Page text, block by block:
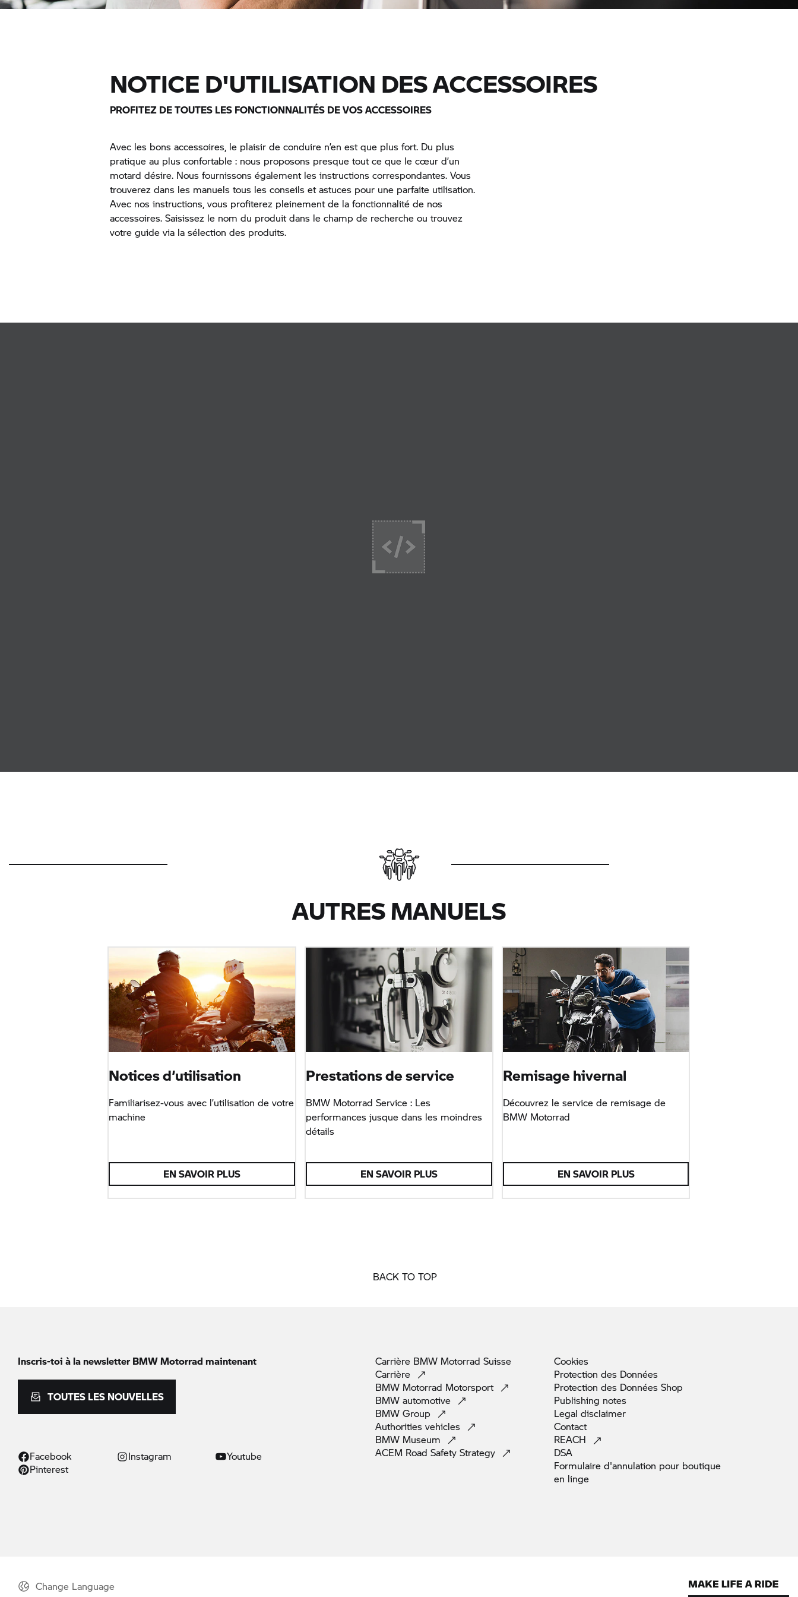
NOTICE D'UTILISATION DES ACCESSOIRES
PROFITEZ DE TOUTES LES FONCTIONNALITÉS DE VOS ACCESSOIRES
Avec les bons accessoires, le plaisir de conduire n’en est que plus fort. Du plus
pratique au plus confortable : nous proposons presque tout ce que le cœur d’un
motard désire. Nous fournissons également les instructions correspondantes. Vous
trouverez dans les manuels tous les conseils et astuces pour une parfaite utilisation.
Avec nos instructions, vous profiterez pleinement de la fonctionnalité de nos
accessoires. Saisissez le nom du produit dans le champ de recherche ou trouvez
votre guide via la sélection des produits.
AUTRES MANUELS
Notices d’utilisation
Familiarisez-vous avec l’utilisation de votre
machine
EN SAVOIR PLUS
Prestations de service
BMW Motorrad Service : Les
performances jusque dans les moindres
détails
EN SAVOIR PLUS
Remisage hivernal
Découvrez le service de remisage de
BMW Motorrad
EN SAVOIR PLUS
BACK TO TOP
Inscris-toi à la newsletterBMW Motorrad maintenant
TOUTES LES NOUVELLES
Facebook Instagram
Youtube
Pinterest
Carrière BMW Motorrad Suisse
Carrière
BMW Motorrad Motorsport
BMW automotive
BMW Group
Authorities vehicles
BMW Museum
ACEM Road Safety Strategy
Cookies
Protection des Données
Protection des Données Shop
Publishing notes
Legal disclaimer
Contact
REACH
DSA
Formulaire d'annulation pour boutique
en linge
Change Language